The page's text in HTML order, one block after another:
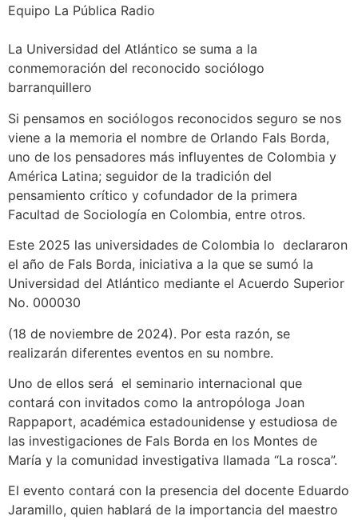
Equipo La Pública Radio
La Universidad del Atlántico se suma a la
conmemoración del reconocido sociólogo
barranquillero
Si pensamos en sociólogos reconocidos seguro se nos
viene a la memoria el nombre de Orlando Fals Borda,
uno de los pensadores más influyentes de Colombia y
América Latina; seguidor de la tradición del
pensamiento crítico y cofundador de la primera
Facultad de Sociología en Colombia, entre otros.
Este 2025 las universidades de Colombia lo declararon
el año de Fals Borda, iniciativa a la que se sumó la
Universidad del Atlántico mediante el Acuerdo Superior
No. 000030
(18 de noviembre de 2024). Por esta razón, se
realizarán diferentes eventos en su nombre.
Uno de ellos será el seminario internacional que
contará con invitados como la antropóloga Joan
Rappaport, académica estadounidense y estudiosa de
las investigaciones de Fals Borda en los Montes de
María y la comunidad investigativa llamada “La rosca”.
El evento contará con la presencia del docente Eduardo
Jaramillo, quien hablará de la importancia del maestro